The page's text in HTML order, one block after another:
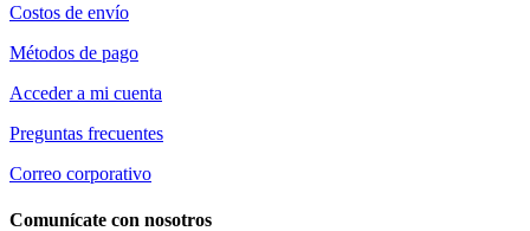
Costos de envío
Métodos de pago
Acceder a mi cuenta
Preguntas frecuentes
Correo corporativo
Comunícate con nosotros